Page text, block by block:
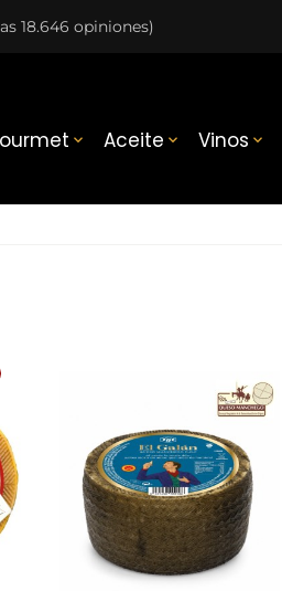
18.646 opiniones)
 Aceite  Vinos 